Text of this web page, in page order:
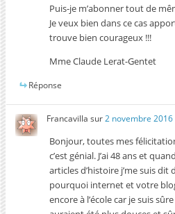
Puis-je m’abonner tout de
Je veux bien dans ce cas
trouve bien courageux !!!
Mme Claude Lerat-Gentet
Réponse
Francavilla sur2 novembre
Bonjour, toutes mes
c’est génial. J’ai 48 ans et
articles d’histoire j’me suis dit
pourquoi internet et votre
encore à l’école car je suis